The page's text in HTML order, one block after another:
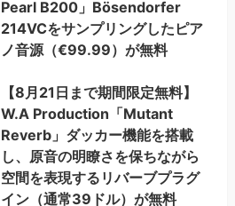
Pearl B200」Bösendorfer
214VCをサンプリングしたピア
ノ音源（€99.99）が無料
【8月21日まで期間限定無料】
W.A Production「Mutant
Reverb」ダッカー機能を搭載
し、原音の明瞭さを保ちながら
空間を表現するリバーブプラグ
イン（通常39ドル）が無料